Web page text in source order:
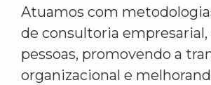
Atuamos com
de consultoria empresarial,
pessoas, promovendo a
organizacional e